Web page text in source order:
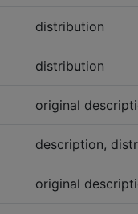
distribution
distribution
original
description,
original